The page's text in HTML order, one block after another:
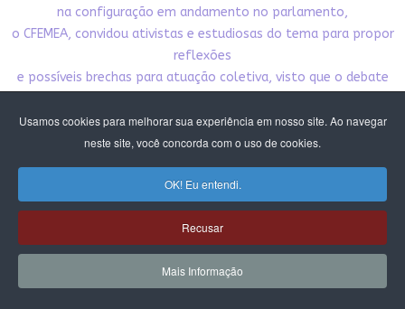
Usamos cookies para melhorar sua experiência em nosso site. Ao navegar
neste site, você concorda com o uso de cookies.
OK! Eu entendi.
Recusar
Mais Informação
na configuração em andamento no parlamento,
o CFEMEA, convidou ativistas e estudiosas do tema para propor
reflexões
e possíveis brechas para atuação coletiva, visto que o debate
está intrinsecamente ligado à autonomia sexual das mulheres
e tudo o que se refere aos direitos reprodutivos.
Nesta publicação damos acesso público aos textos
produzidos pelo debate. Esperamos que
contribua para nossa incidência pela democracia,
pelo Estado laico e pelos direitos das mulheres e meninas.
CLIQUE E BAIXE A PUBLICAÇÃO